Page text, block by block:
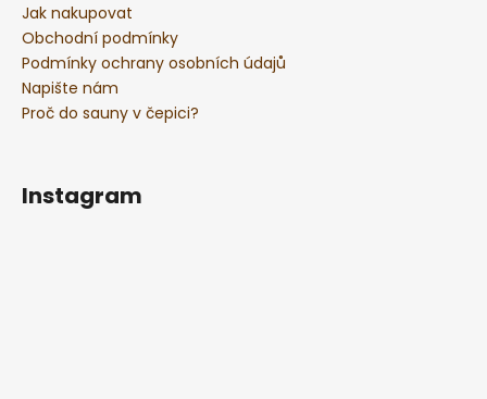
Jak nakupovat
Obchodní podmínky
Podmínky ochrany osobních údajů
Napište nám
Proč do sauny v čepici?
Instagram